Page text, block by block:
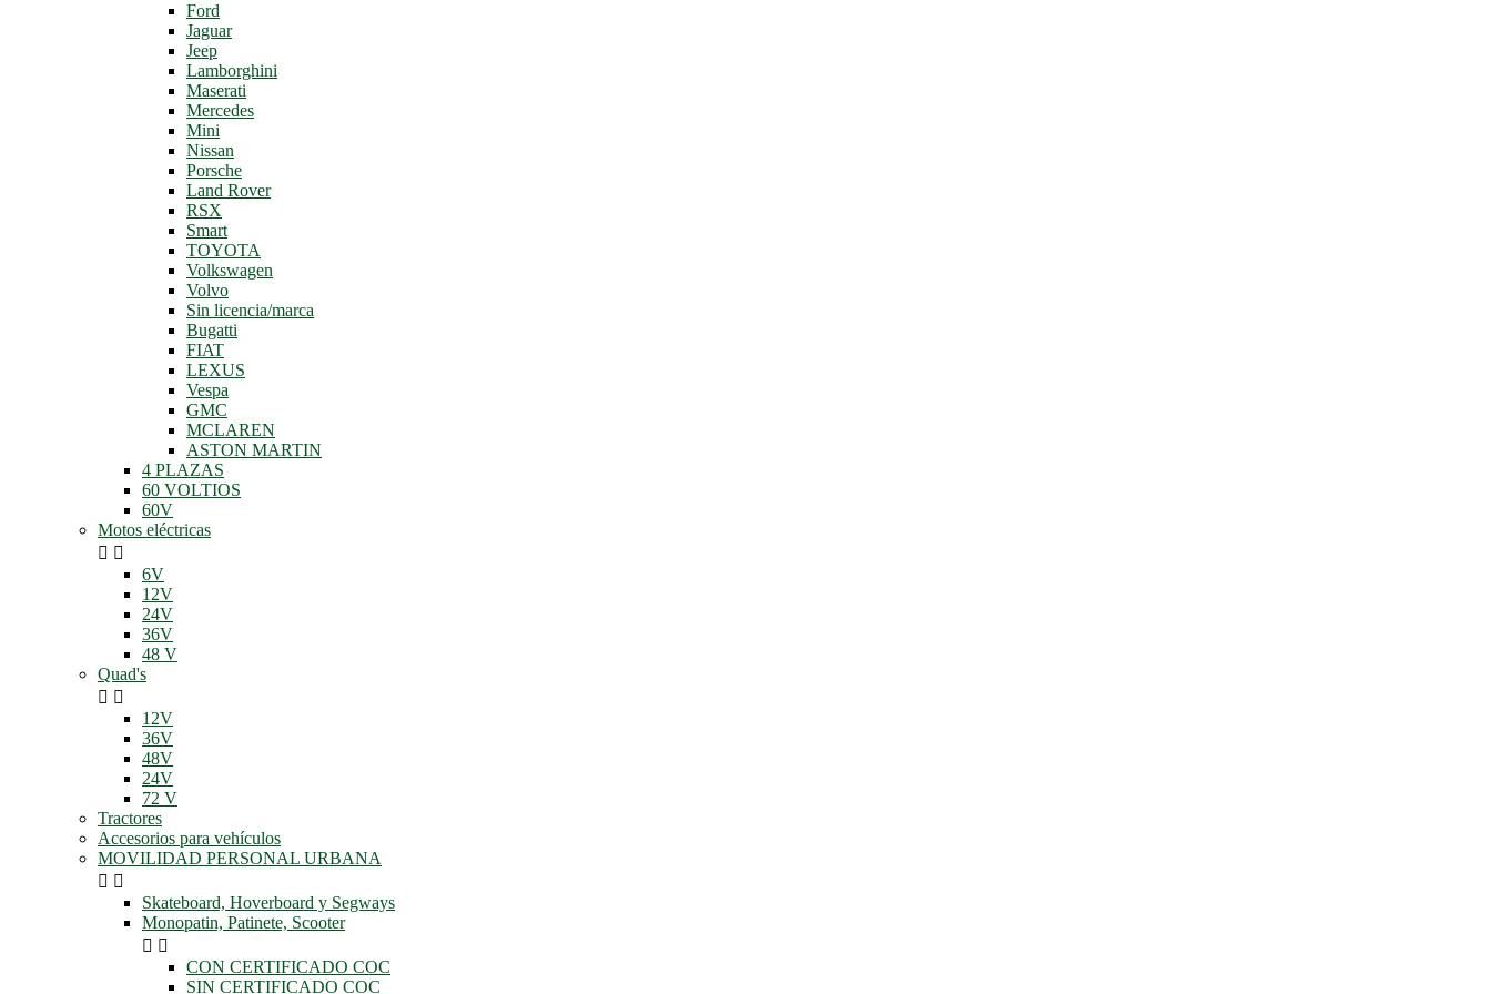
Ford
Jaguar
Jeep
Lamborghini
Maserati
Mercedes
Mini
Nissan
Porsche
Land Rover
RSX
Smart
TOYOTA
Volkswagen
Volvo
Sin licencia/marca
Bugatti
FIAT
LEXUS
Vespa
GMC
MCLAREN
ASTON MARTIN
4 PLAZAS
60 VOLTIOS
60V
Motos eléctricas
 
6V
12V
24V
36V
48 V
Quad's
 
12V
36V
48V
24V
72 V
Tractores
Accesorios para vehículos
MOVILIDAD PERSONAL URBANA
 
Skateboard, Hoverboard y Segways
Monopatin, Patinete, Scooter
 
CON CERTIFICADO COC
SIN CERTIFICADO COC